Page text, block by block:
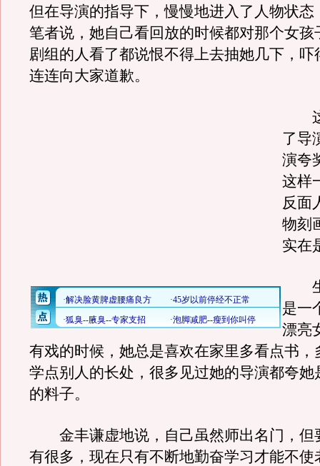
但在导演的指导下，慢慢地进入了人物状态
笔者说，她自己看回放的时候都对那个女孩
剧组的人看了都说恨不得上去抽她几下，吓
连连向大家道歉。
这
了导
演夸
这样
反面
物刻
实在
生
是一
漂亮
有戏的时候，她总是喜欢在家里多看点书，
学点别人的长处，很多见过她的导演都夸她
的料子。
金丰谦虚地说，自己虽然师出名门，但
有很多，现在只有不断地勤奋学习才能不使